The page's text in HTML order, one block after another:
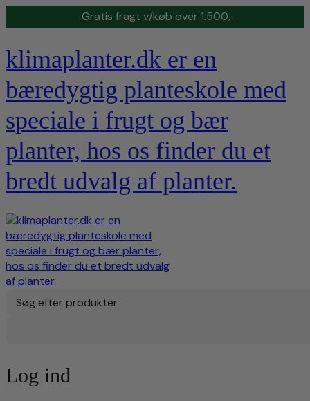
Gratis fragt v/køb over 1.500,-
klimaplanter.dk er en
bæredygtig planteskole med
speciale i frugt og bær
planter, hos os finder du et
bredt udvalg af planter.
Søg efter produkter
Log ind